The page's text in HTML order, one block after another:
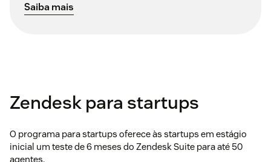
Saiba mais
Zendesk para startups
O programa para startups oferece às startups em estágio
inicial um teste de 6 meses do Zendesk Suite para até 50
agentes.